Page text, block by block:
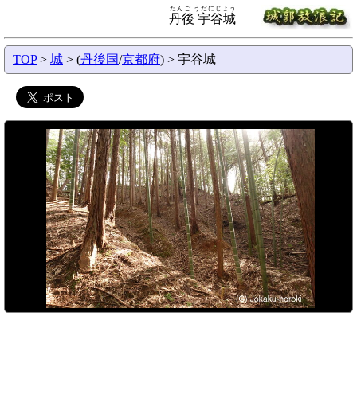
丹後 宇谷城
たんご うだにじょう
TOP> 城 > (丹後国/京都府) > 宇谷城